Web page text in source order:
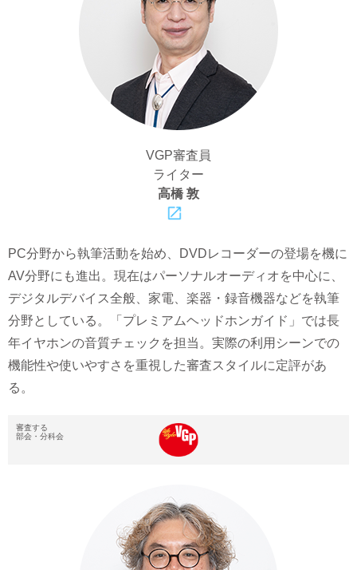
VGP審査員
ライター
高橋 敦
PC分野から執筆活動を始め、DVDレコーダーの登場を機に
AV分野にも進出。現在はパーソナルオーディオを中心に、
デジタルデバイス全般、家電、楽器・録音機器などを執筆
分野としている。「プレミアムヘッドホンガイド」では長
年イヤホンの音質チェックを担当。実際の利用シーンでの
機能性や使いやすさを重視した審査スタイルに定評があ
る。